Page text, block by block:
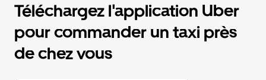
Téléchargez l'application Uber
pour commander un taxi près
de chez vous